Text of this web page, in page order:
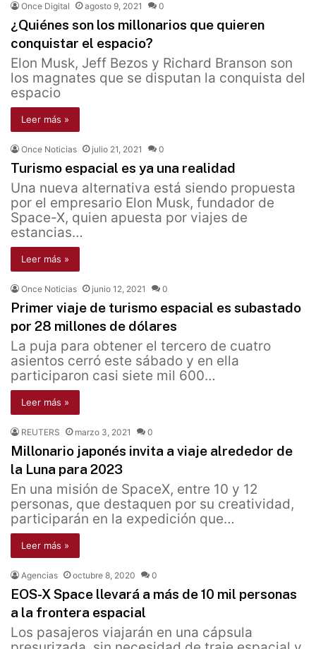
Once Digital agosto 9, 2021 0
¿Quiénes son los millonarios que quieren
conquistar el espacio?
Elon Musk, Jeff Bezos y Richard Branson son
los magnates que se disputan la conquista del
espacio
Leer más »
Once Noticias julio 21, 2021 0
Turismo espacial es ya una realidad
Una nueva alternativa está siendo propuesta
por el empresario Elon Musk, fundador de
Space-X, quien apuesta por viajes de
estancias…
Leer más »
Once Noticias junio 12, 2021 0
Primer viaje de turismo espacial es subastado
por 28 millones de dólares
La puja para obtener el tercero de cuatro
asientos cerró este sábado y en ella
participaron casi siete mil 600…
Leer más »
REUTERS marzo 3, 2021 0
Millonario japonés invita a viaje alrededor de
la Luna para 2023
En una misión de SpaceX, entre 10 y 12
personas, que destaquen por su creatividad,
participarán en la expedición que…
Leer más »
Agencias octubre 8, 2020 0
EOS-X Space llevará a más de 10 mil personas
a la frontera espacial
Los pasajeros viajarán en una cápsula